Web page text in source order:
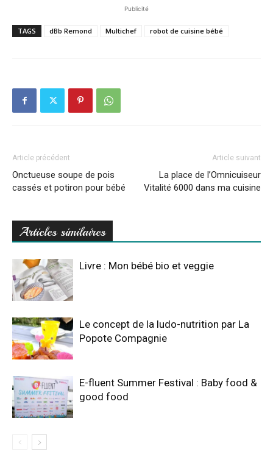
Publicité
TAGS dBb Remond Multichef robot de cuisine bébé
Article précédent
Onctueuse soupe de pois
cassés et potiron pour bébé
Article suivant
La place de l’Omnicuiseur
Vitalité 6000 dans ma cuisine
Articles similaires
Livre : Mon bébé bio et veggie
Le concept de la ludo-nutrition par La
Popote Compagnie
E-fluent Summer Festival : Baby food &
good food